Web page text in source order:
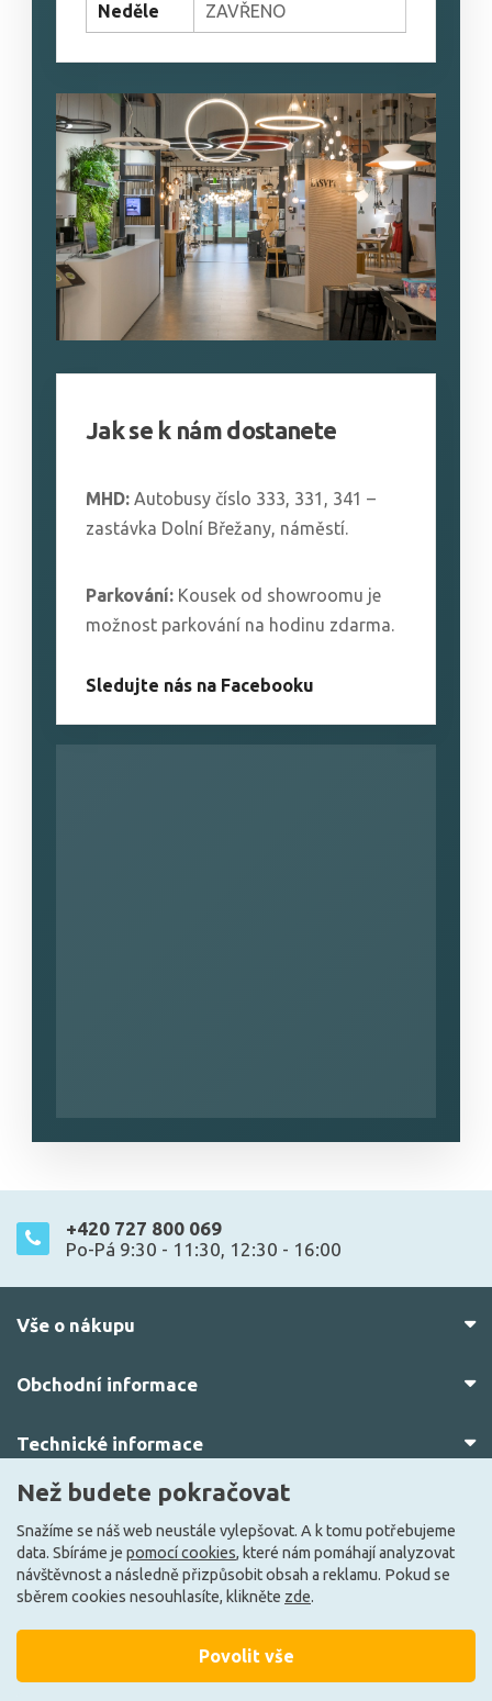
Neděle ZAVŘENO
Jak se k nám dostanete
MHD: Autobusy číslo 333, 331, 341 –
zastávka Dolní Břežany, náměstí.
Parkování: Kousek od showroomu je
možnost parkování na hodinu zdarma.
Sledujte nás na Facebooku
+420 727 800 069
Po-Pá 9:30 - 11:30, 12:30 - 16:00
Vše o nákupu
Obchodní informace
Technické informace
O nás
Než budete pokračovat
Snažíme se náš web neustále vylepšovat. A k tomu potřebujeme
data. Sbíráme je pomocí cookies, které nám pomáhají analyzovat
návštěvnost a následně přizpůsobit obsah a reklamu. Pokud se
sběrem cookies nesouhlasíte, klikněte zde.
Povolit vše